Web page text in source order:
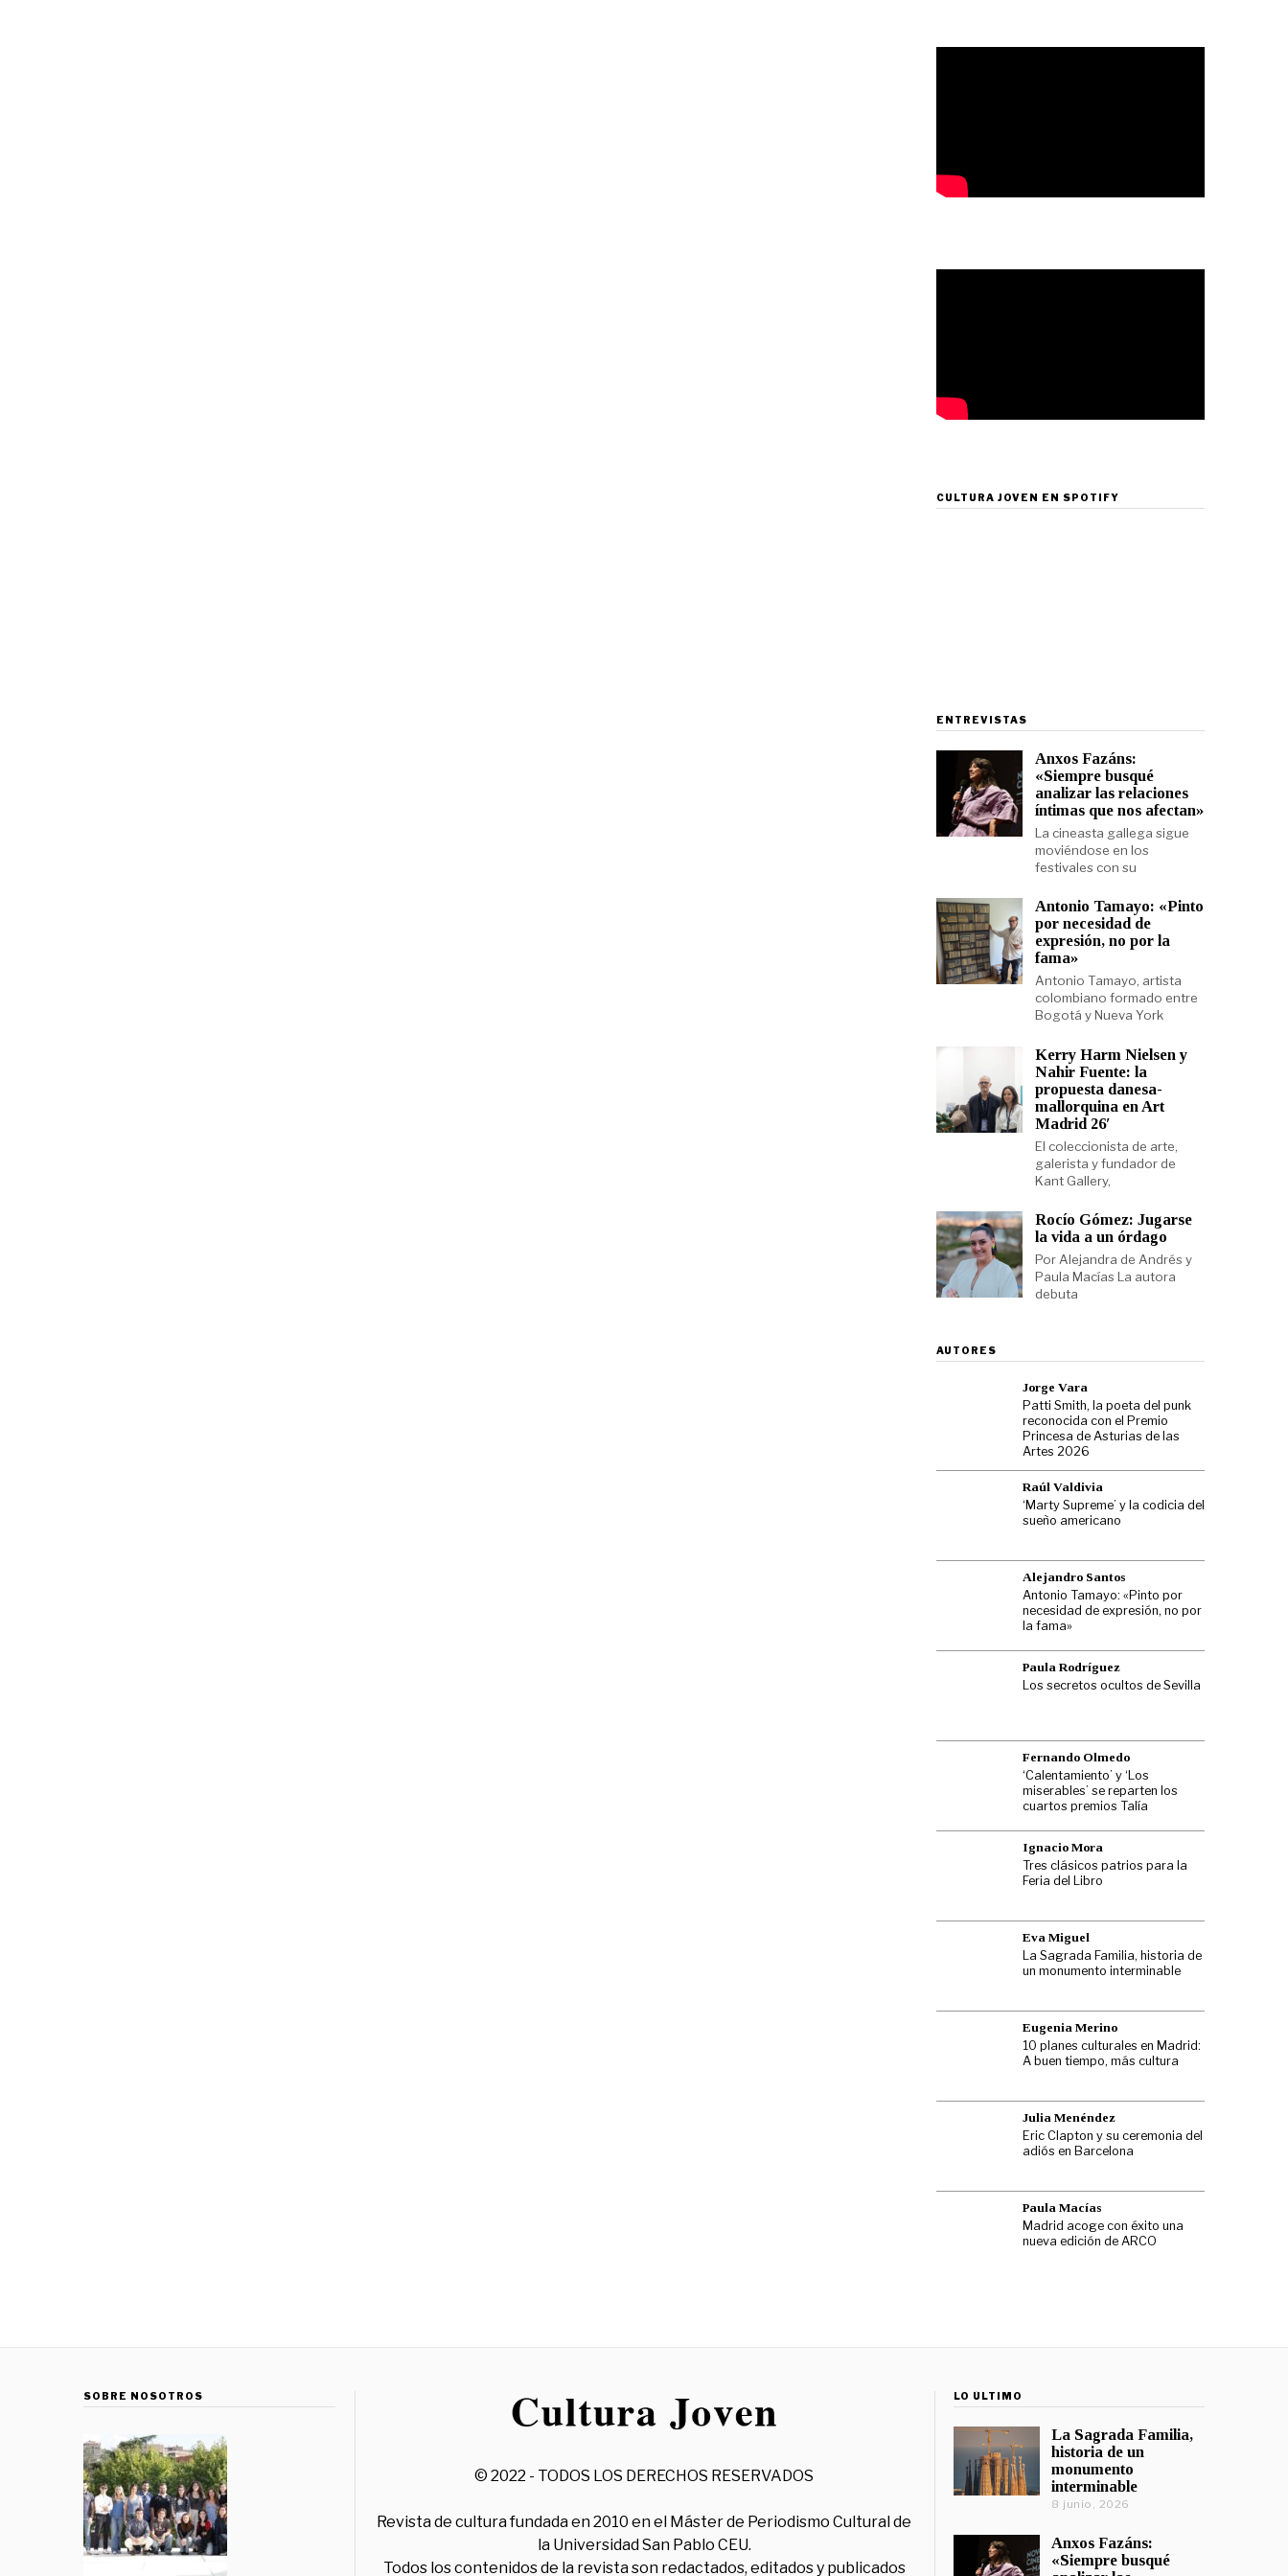
CULTURA JOVEN EN SPOTIFY
ENTREVISTAS
Anxos Fazáns:
«Siempre busqué
analizar las relaciones
íntimas que nos afectan»
La cineasta gallega sigue
moviéndose en los
festivales con su
Antonio Tamayo: «Pinto
por necesidad de
expresión, no por la
fama»
Antonio Tamayo, artista
colombiano formado entre
Bogotá y Nueva York
Kerry Harm Nielsen y
Nahir Fuente: la
propuesta danesa-
mallorquina en Art
Madrid 26′
El coleccionista de arte,
galerista y fundador de
Kant Gallery,
Rocío Gómez: Jugarse
la vida a un órdago
Por Alejandra de Andrés y
Paula Macías La autora
debuta
AUTORES
Jorge Vara
Patti Smith, la poeta del punk
reconocida con el Premio
Princesa de Asturias de las
Artes 2026
Raúl Valdivia
‘Marty Supreme’ y la codicia del
sueño americano
Alejandro Santos
Antonio Tamayo: «Pinto por
necesidad de expresión, no por
la fama»
Paula Rodríguez
Los secretos ocultos de Sevilla
Fernando Olmedo
‘Calentamiento’ y ‘Los
miserables’ se reparten los
cuartos premios Talía
Ignacio Mora
Tres clásicos patrios para la
Feria del Libro
Eva Miguel
La Sagrada Familia, historia de
un monumento interminable
Eugenia Merino
10 planes culturales en Madrid:
A buen tiempo, más cultura
Julia Menéndez
Eric Clapton y su ceremonia del
adiós en Barcelona
Paula Macías
Madrid acoge con éxito una
nueva edición de ARCO
SOBRE NOSOTROS
© 2022 - TODOS LOS DERECHOS RESERVADOS
Revista de cultura fundada en 2010 en el Máster de Periodismo Cultural de
la Universidad San Pablo CEU.
Todos los contenidos de la revista son redactados, editados y publicados
LO ÚLTIMO
La Sagrada Familia,
historia de un
monumento
interminable
8 junio, 2026
Anxos Fazáns:
«Siempre busqué